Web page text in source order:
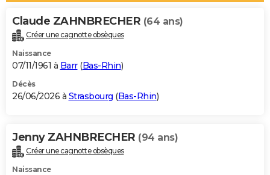
Alimentation
Guide de la santé
Maladies
Médicaments
Sommeil
VOYAGE
Destinations
City break
Voyage nature
Voyage de noces
Forum
Climat
+PHOTO
GUIDES D'ACHAT
BONS PLANS
Carte de Noël
Carte Bonne année
Carte Saint-Valentin
Carte Pâques
Carte d'anniversaire
DICTIONNAIRE
Dictionnaire
Biographies
Citations
Expressions
Proverbes
PROGRAMME TV
Claude ZAHNBRECHER (64 ans)
Créer une cagnotte obsèques
Naissance
07/11/1961 à Barr(Bas-Rhin)
Décès
26/06/2026 à Strasbourg (Bas-Rhin)
Jenny ZAHNBRECHER (94 ans)
Créer une cagnotte obsèques
Naissance